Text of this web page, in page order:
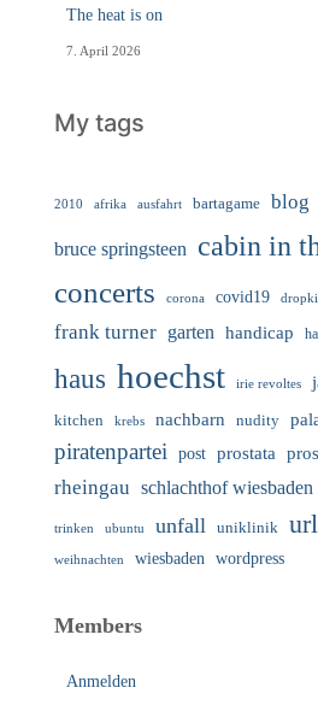
The heat is on
7. April 2026
My tags
2010 afrika ausfahrt bartagame blog
bruce springsteen
cabin in
concerts
corona covid19
frank turner garten handicap
haus hoechst irie revoltes
kitchen krebs nachbarn nudity
piratenpartei post prostata
rheingau schlachthof wiesbaden
trinken ubuntu unfall uniklinik
weihnachten wiesbaden wordpress
Members
Anmelden